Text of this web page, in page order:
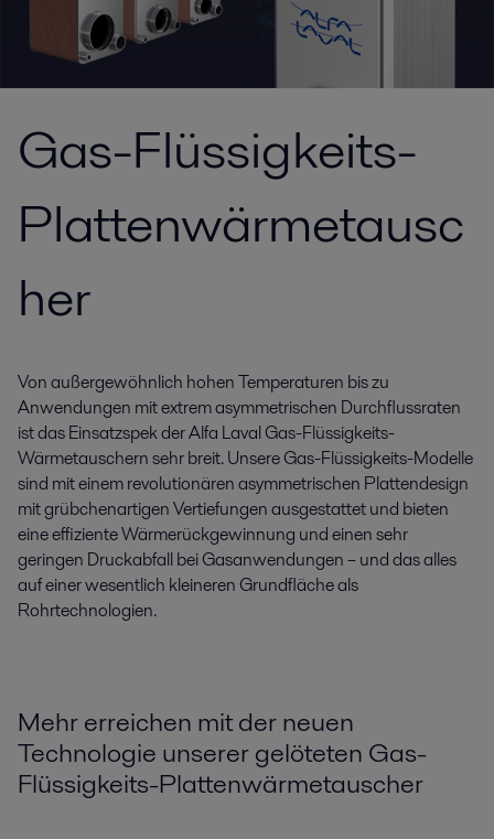
Gas-Flüssigkeits-
Plattenwärmetausc
her
Von außergewöhnlich hohen Temperaturen bis zu
Anwendungen mit extrem asymmetrischen Durchflussraten
ist das Einsatzspek der Alfa Laval Gas-Flüssigkeits-
Wärmetauschern sehr breit. Unsere Gas-Flüssigkeits-Modelle
sind mit einem revolutionären asymmetrischen Plattendesign
mit grübchenartigen Vertiefungen ausgestattet und bieten
eine effiziente Wärmerückgewinnung und einen sehr
geringen Druckabfall bei Gasanwendungen – und das alles
auf einer wesentlich kleineren Grundfläche als
Rohrtechnologien.
Mehr erreichen mit der neuen
Technologie unserer gelöteten Gas-
Flüssigkeits-Plattenwärmetauscher